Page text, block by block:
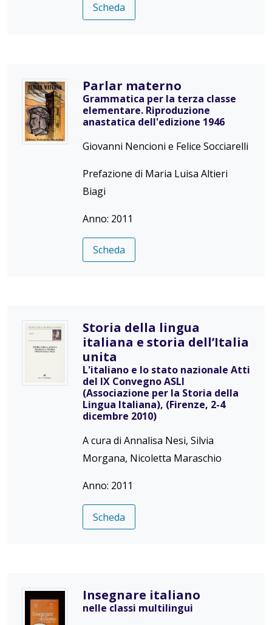
Scheda
Parlar materno
Grammatica per la terza classe
elementare. Riproduzione
anastatica dell'edizione 1946
Giovanni Nencioni e Felice Socciarelli
Prefazione di Maria Luisa Altieri
Biagi
Anno: 2011
Scheda
Storia della lingua
italiana e storia dell’Italia
unita
L'italiano e lo stato nazionale Atti
del IX Convegno ASLI
(Associazione per la Storia della
Lingua Italiana), (Firenze, 2-4
dicembre 2010)
A cura di Annalisa Nesi, Silvia
Morgana, Nicoletta Maraschio
Anno: 2011
Scheda
Insegnare italiano
nelle classi multilingui